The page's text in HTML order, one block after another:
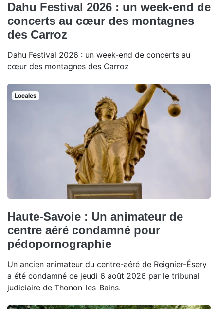
Dahu Festival 2026 : un week-end de
concerts au cœur des montagnes
des Carroz
Dahu Festival 2026 : un week-end de concerts au
cœur des montagnes des Carroz
Locales
Haute-Savoie : Un animateur de
centre aéré condamné pour
pédopornographie
Un ancien animateur du centre-aéré de Reignier-Ésery
a été condamné ce jeudi 6 août 2026 par le tribunal
judiciaire de Thonon-les-Bains.